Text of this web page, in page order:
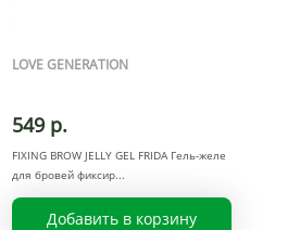
LOVE GENERATION
549 р.
FIXING BROW JELLY GEL FRIDA Гель-желе
для бровей фиксир
Добавить в корзину